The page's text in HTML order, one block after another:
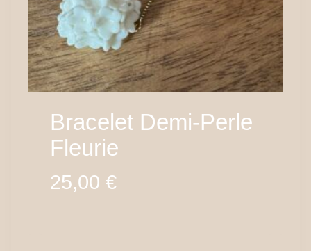
Bracelet Demi-Perle
Fleurie
25,00 €